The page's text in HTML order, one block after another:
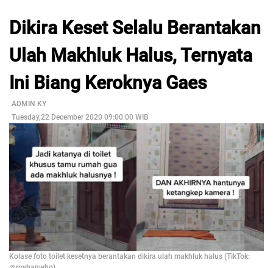
Dikira Keset Selalu Berantakan
Ulah Makhluk Halus, Ternyata
Ini Biang Keroknya Gaes
ADMIN KY
Tuesday,22 December 2020 09:00:00 WIB
Kolase foto toilet kesetnya berantakan dikira ulah makhluk halus (TikTok: